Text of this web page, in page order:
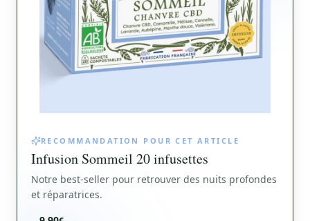
RECOMMANDATION POUR CET ARTICLE
Infusion Sommeil 20 infusettes
Notre best-seller pour retrouver des nuits profondes
et réparatrices.